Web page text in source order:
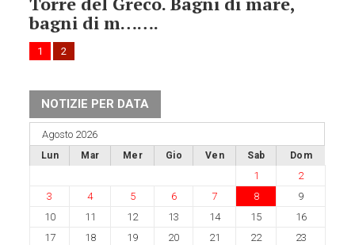
bagni di m…….
1 2
NOTIZIE PER DATA
Agosto 2026
Lun Mar Mer Gio Ven Sab Dom
1
2
3
4 5 6 7 8
9
10
11 12 13 14 15
16
17
18 19 20 21 22
23